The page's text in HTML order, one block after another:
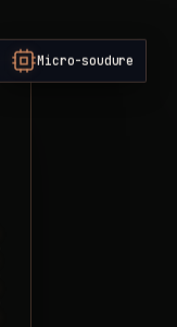
Micro-soudure